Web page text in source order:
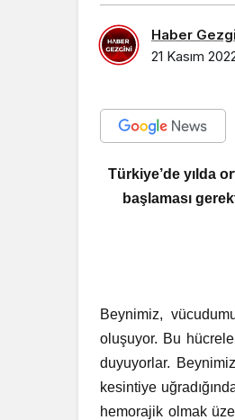
Haber
21 Kasım
Türkiye’de yılda
başlaması
Beynimiz,
oluşuyor. Bu
duyuyorlar.
kesintiye
hemorajik olmak